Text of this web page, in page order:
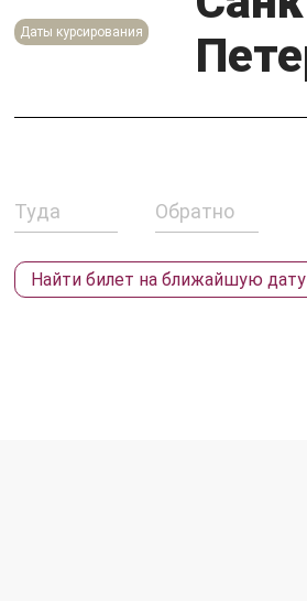
Даты курсирования
Найти билет на ближайшую дату